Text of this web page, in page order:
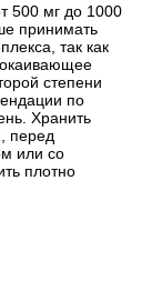
500 мг до 1000
принимать
так как
степени
по
Хранить
перед
или со
плотно